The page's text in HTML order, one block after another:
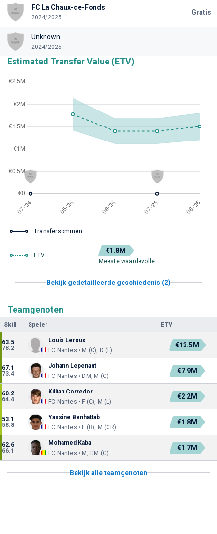
FC La Chaux-de-Fonds
2024/2025
Gratis
Unknown
2024/2025
Estimated Transfer Value (ETV)
Transfersommen
ETV
€1.8M
Meeste waardevolle
Bekijk gedetailleerde geschiedenis (2)
Teamgenoten
Skill Speler ETV
63.5
78.2
Louis Leroux
FC Nantes • M (C), D (L)
€13.5M
67.1
73.4
Johann Lepenant
FC Nantes • DM, M (C)
€7.9M
60.2
64.4
Killian Corredor
FC Nantes • F (C), M (L)
€2.2M
53.1
58.8
Yassine Benhattab
FC Nantes • F (R), M (CR)
€1.8M
62.6
66.1
Mohamed Kaba
FC Nantes • M, DM (C)
€1.7M
Bekijk alle teamgenoten